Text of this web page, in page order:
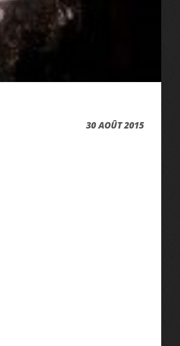
30 AOÛT 2015